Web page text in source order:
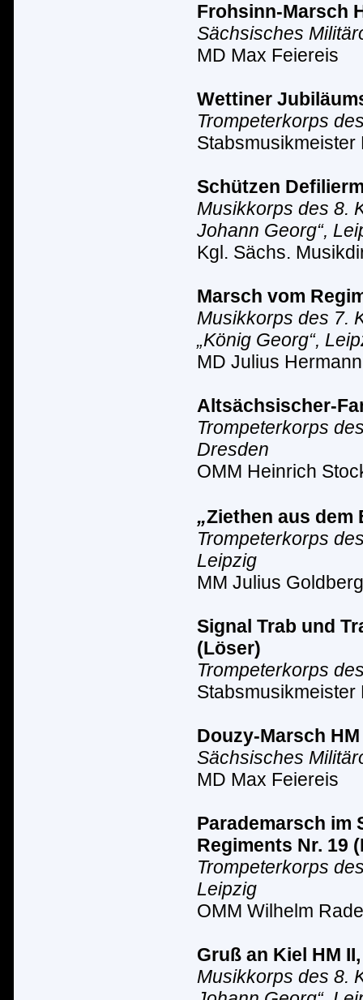
Frohsinn-Marsch
Sächsisches Militä
MD Max Feiereis
Wettiner
Trompeterkorps
Stabsmusikmeister
Schützen
Musikkorps des 8.
Johann Georg“,
Kgl. Sächs.
Marsch vom
Musikkorps des 7.
„König Georg“,
MD Julius
Altsächsischer-
Trompeterkorps
Dresden
OMM Heinrich
„Ziethen aus dem
Trompeterkorps
Leipzig
MM Julius Goldberg
Signal Trab und
(Löser)
Trompeterkorps
Stabsmusikmeister
Douzy-Marsch
Sächsisches Militä
MD Max Feiereis
Parademarsch im
Regiments Nr. 19
Trompeterkorps
Leipzig
OMM Wilhelm
Gruß an Kiel HM
Musikkorps des 8.